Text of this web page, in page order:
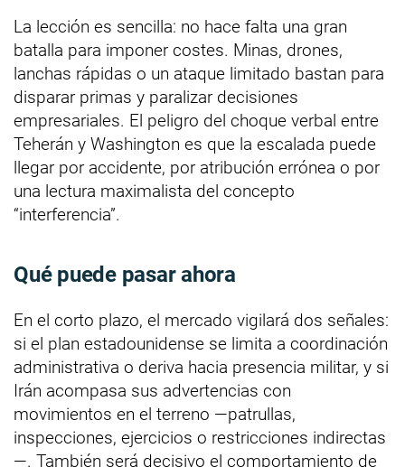
La lección es sencilla: no hace falta una gran
batalla para imponer costes. Minas, drones,
lanchas rápidas o un ataque limitado bastan para
disparar primas y paralizar decisiones
empresariales. El peligro del choque verbal entre
Teherán y Washington es que la escalada puede
llegar por accidente, por atribución errónea o por
una lectura maximalista del concepto
“interferencia”.
Qué puede pasar ahora
En el corto plazo, el mercado vigilará dos señales:
si el plan estadounidense se limita a coordinación
administrativa o deriva hacia presencia militar, y si
Irán acompasa sus advertencias con
movimientos en el terreno —patrullas,
inspecciones, ejercicios o restricciones indirectas
—. También será decisivo el comportamiento de